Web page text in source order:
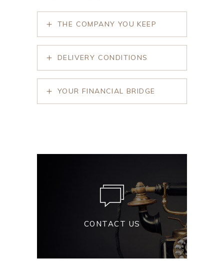
THE COMPANY YOU KEEP
DELIVERY CONDITIONS
YOUR FINANCIAL BRIDGE
CONTACT US